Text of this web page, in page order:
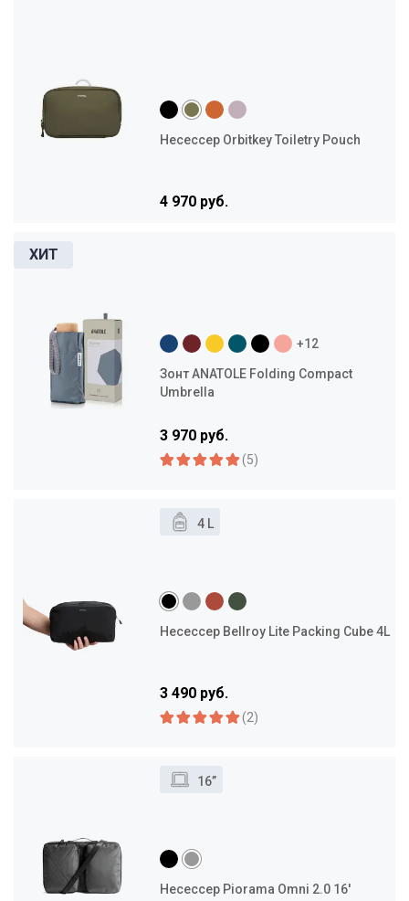
Несессер Orbitkey Toiletry Pouch
4 970 руб.
+12
Зонт ANATOLE Folding Compact
Umbrella
3 970 руб.
(5)
4 L
Несессер Bellroy Lite Packing Cube 4L
3 490 руб.
(2)
16”
Несессер Piorama Omni 2.0 16'